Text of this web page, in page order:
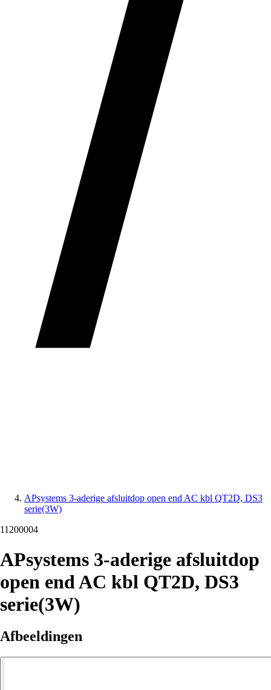
APsystems 3-aderige afsluitdop open end AC kbl QT2D, DS3
serie(3W)
11200004
APsystems 3-aderige afsluitdop
open end AC kbl QT2D, DS3
serie(3W)
Afbeeldingen